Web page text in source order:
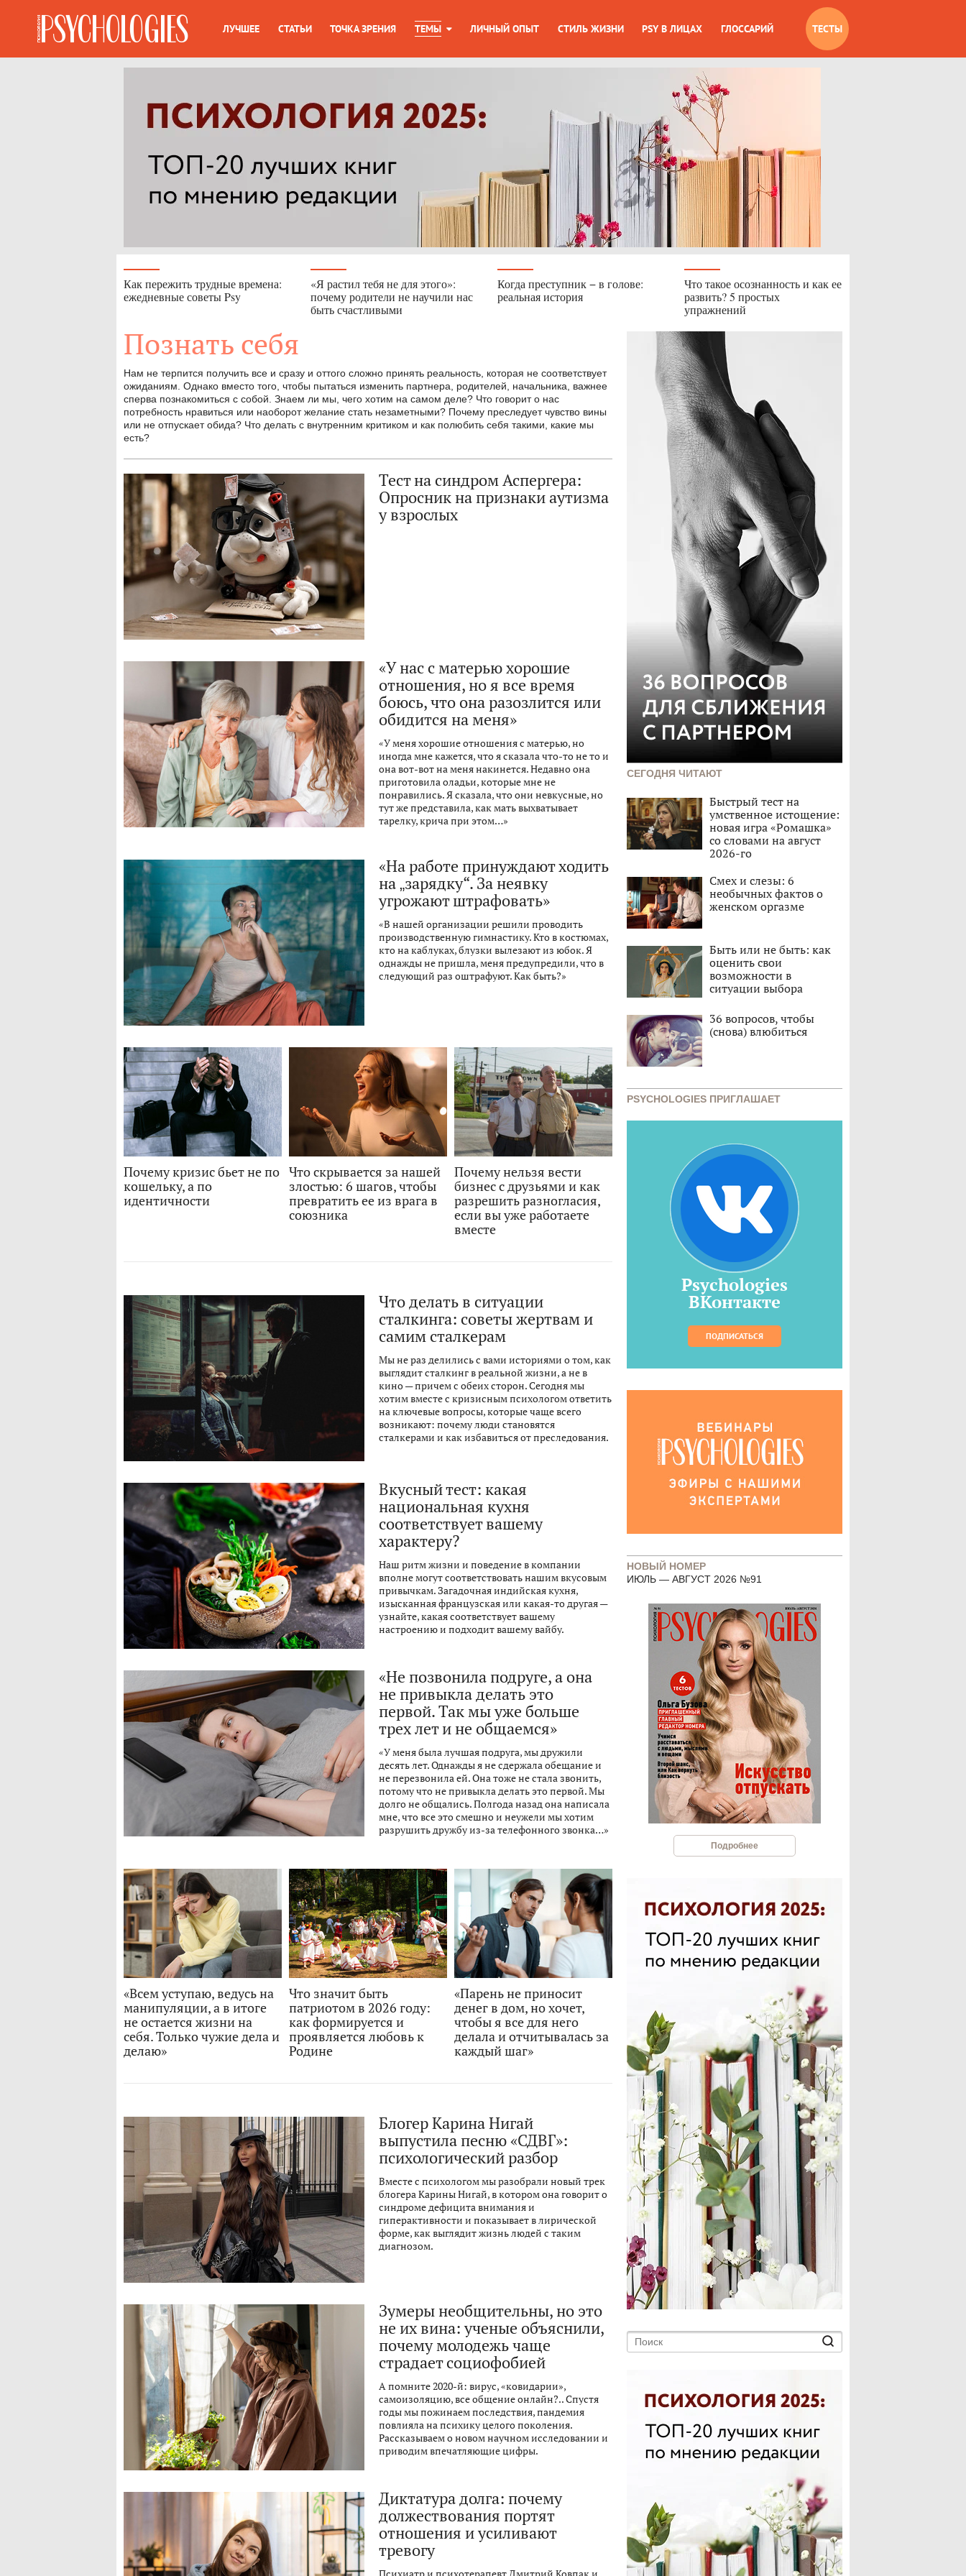
ЛУЧШЕЕ СТАТЬИ ТОЧКА ЗРЕНИЯ ТЕМЫ ЛИЧНЫЙ ОПЫТ СТИЛЬ ЖИЗНИ PSY В ЛИЦАХ ГЛОССАРИЙ ТЕСТЫ
Как пережить трудные времена:
ежедневные советы Psy
«Я растил тебя не для этого»:
почему родители не научили нас
быть счастливыми
Когда преступник − в голове:
реальная история
Что такое осознанность и как ее
развить? 5 простых
упражнений
Познать себя
Нам не терпится получить все и сразу и оттого сложно принять реальность, которая не соответствует
ожиданиям. Однако вместо того, чтобы пытаться изменить партнера, родителей, начальника, важнее
сперва познакомиться с собой. Знаем ли мы, чего хотим на самом деле? Что говорит о нас
потребность нравиться или наоборот желание стать незаметными? Почему преследует чувство вины
или не отпускает обида? Что делать с внутренним критиком и как полюбить себя такими, какие мы
есть?
Тест на синдром Аспергера:
Опросник на признаки аутизма
у взрослых
«У нас с матерью хорошие
отношения, но я все время
боюсь, что она разозлится или
обидится на меня»
«У меня хорошие отношения с матерью, но
иногда мне кажется, что я сказала что-то не то и
она вот-вот на меня накинется. Недавно она
приготовила оладьи, которые мне не
понравились. Я сказала, что они невкусные, но
тут же представила, как мать выхватывает
тарелку, крича при этом…»
«На работе принуждают ходить
на „зарядку“. За неявку
угрожают штрафовать»
«В нашей организации решили проводить
производственную гимнастику. Кто в костюмах,
кто на каблуках, блузки вылезают из юбок. Я
однажды не пришла, меня предупредили, что в
следующий раз оштрафуют. Как быть?»
Почему кризис бьет не по
кошельку, а по
идентичности
Что скрывается за нашей
злостью: 6 шагов, чтобы
превратить ее из врага в
союзника
Почему нельзя вести
бизнес с друзьями и как
разрешить разногласия,
если вы уже работаете
вместе
Что делать в ситуации
сталкинга: советы жертвам и
самим сталкерам
Мы не раз делились с вами историями о том, как
выглядит сталкинг в реальной жизни, а не в
кино — причем с обеих сторон. Сегодня мы
хотим вместе с кризисным психологом ответить
на ключевые вопросы, которые чаще всего
возникают: почему люди становятся
сталкерами и как избавиться от преследования.
Вкусный тест: какая
национальная кухня
соответствует вашему
характеру?
Наш ритм жизни и поведение в компании
вполне могут соответствовать нашим вкусовым
привычкам. Загадочная индийская кухня,
изысканная французская или какая-то другая —
узнайте, какая соответствует вашему
настроению и подходит вашему вайбу.
«Не позвонила подруге, а она
не привыкла делать это
первой. Так мы уже больше
трех лет и не общаемся»
«У меня была лучшая подруга, мы дружили
десять лет. Однажды я не сдержала обещание и
не перезвонила ей. Она тоже не стала звонить,
потому что не привыкла делать это первой. Мы
долго не общались. Полгода назад она написала
мне, что все это смешно и неужели мы хотим
разрушить дружбу из-за телефонного звонка…»
«Всем уступаю, ведусь на
манипуляции, а в итоге
не остается жизни на
себя. Только чужие дела и
делаю»
Что значит быть
патриотом в 2026 году:
как формируется и
проявляется любовь к
Родине
«Парень не приносит
денег в дом, но хочет,
чтобы я все для него
делала и отчитывалась за
каждый шаг»
Блогер Карина Нигай
выпустила песню «СДВГ»:
психологический разбор
Вместе с психологом мы разобрали новый трек
блогера Карины Нигай, в котором она говорит о
синдроме дефицита внимания и
гиперактивности и показывает в лирической
форме, как выглядит жизнь людей с таким
диагнозом.
Зумеры необщительны, но это
не их вина: ученые объяснили,
почему молодежь чаще
страдает социофобией
А помните 2020-й: вирус, «ковидарии»,
самоизоляцию, все общение онлайн?.. Спустя
годы мы пожинаем последствия, пандемия
повлияла на психику целого поколения.
Рассказываем о новом научном исследовании и
приводим впечатляющие цифры.
Диктатура долга: почему
должествования портят
отношения и усиливают
тревогу
СЕГОДНЯ ЧИТАЮТ
Быстрый тест на
умственное истощение:
новая игра «Ромашка»
со словами на август
2026-го
Смех и слезы: 6
необычных фактов о
женском оргазме
Быть или не быть: как
оценить свои
возможности в
ситуации выбора
36 вопросов, чтобы
(снова) влюбиться
PSYCHOLOGIES ПРИГЛАШАЕТ
Psychologies
ВКонтакте
ПОДПИСАТЬСЯ
НОВЫЙ НОМЕР
ИЮЛЬ — АВГУСТ 2026 №91
Подробнее